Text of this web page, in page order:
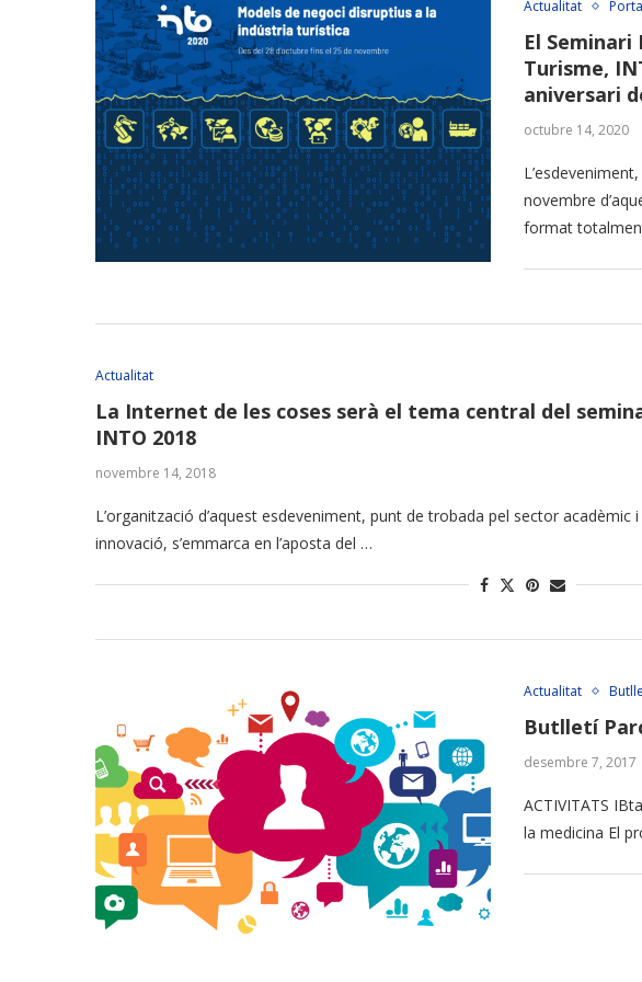
Actualitat
El
Turisme,
aniversari
octubre 14, 2020
novembre
format
Actualitat
La Internet de les coses serà el tema central del
INTO 2018
novembre 14, 2018
L’organització d’aquest esdeveniment, punt de trobada pel sector
innovació, s’emmarca en l’aposta del …
Actualitat
Butlletí
desembre 7, 2017
ACTIVITATS
la medicina El